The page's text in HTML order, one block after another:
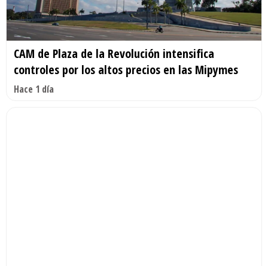
CAM de Plaza de la Revolución intensifica
controles por los altos precios en las Mipymes
Hace 1 día